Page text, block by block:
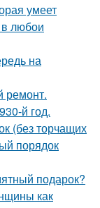
умеет
в любои
на
ремонт.
й год.
(без торчащих
порядок
подарок?
как